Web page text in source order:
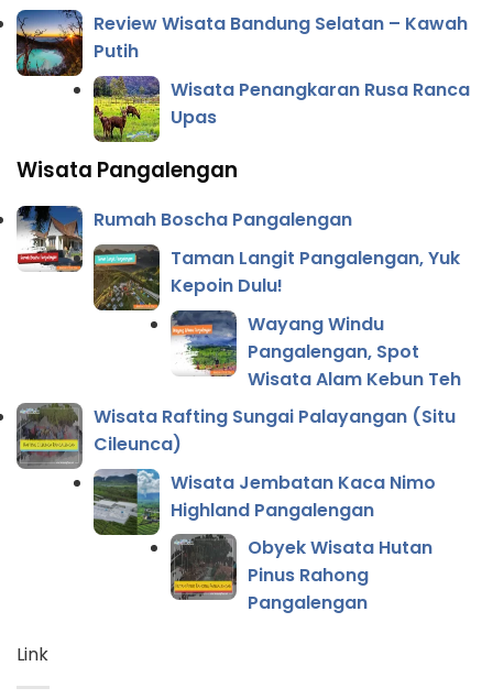
Review Wisata Bandung Selatan – Kawah
Putih
Wisata Penangkaran Rusa Ranca
Upas
Wisata Pangalengan
Rumah Boscha Pangalengan
Taman Langit Pangalengan, Yuk
Kepoin Dulu!
Wayang Windu
Pangalengan, Spot
Wisata Alam Kebun Teh
Wisata Rafting Sungai Palayangan (Situ
Cileunca)
Wisata Jembatan Kaca Nimo
Highland Pangalengan
Obyek Wisata Hutan
Pinus Rahong
Pangalengan
Link